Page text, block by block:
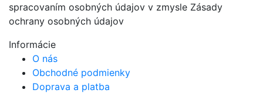
spracovaním osobných údajov v zmysle Zásady
ochrany osobných údajov
Informácie
O nás
Obchodné podmienky
Doprava a platba